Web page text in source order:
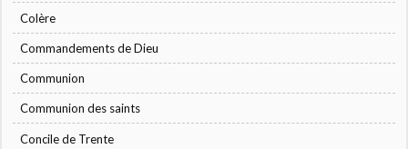
Colère
Commandements de Dieu
Communion
Communion des saints
Concile de Trente